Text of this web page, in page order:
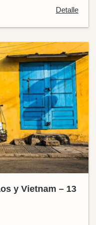
Detalle
y Vietnam – 13